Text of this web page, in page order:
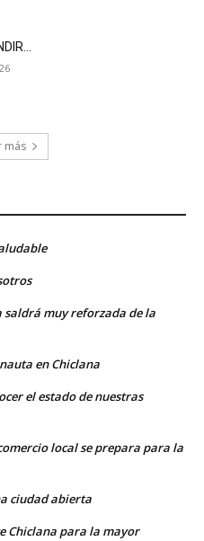
más
saldrá muy reforzada de la
en Chiclana
el estado de nuestras
local se prepara para la
ciudad abierta
Chiclana para la mayor